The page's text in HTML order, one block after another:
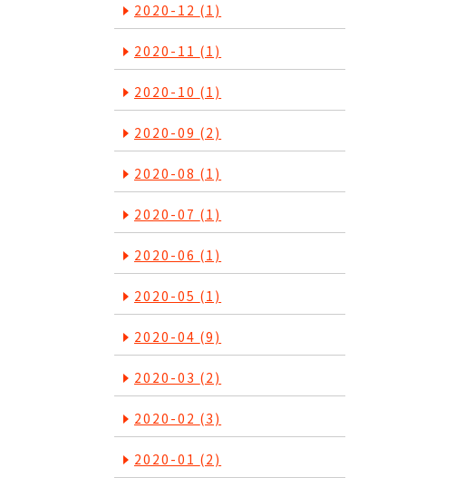
2020-12 (1)
2020-11 (1)
2020-10 (1)
2020-09 (2)
2020-08 (1)
2020-07 (1)
2020-06 (1)
2020-05 (1)
2020-04 (9)
2020-03 (2)
2020-02 (3)
2020-01 (2)